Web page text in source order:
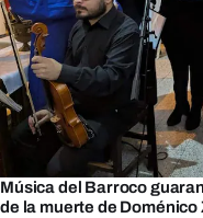
Música del Barroco
de la muerte de Doménico